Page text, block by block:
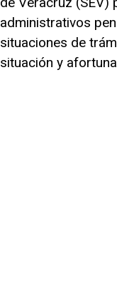
administrativos
situaciones de
situación y